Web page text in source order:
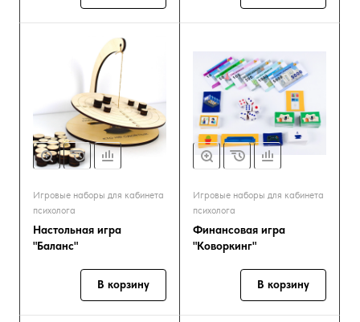
Игровые наборы для кабинета
психолога
Настольная игра
"Баланс"
В корзину
Игровые наборы для кабинета
психолога
Финансовая игра
"Коворкинг"
В корзину